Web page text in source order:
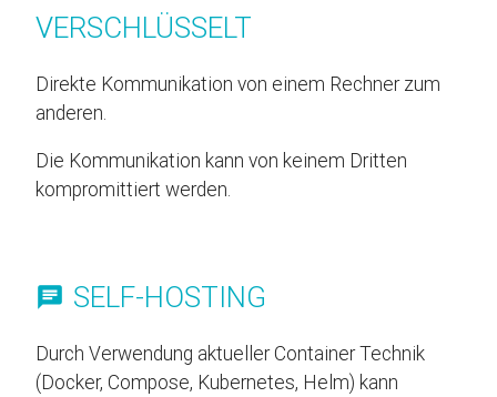
VERSCHLÜSSELT
Direkte Kommunikation von einem Rechner zum
anderen.
Die Kommunikation kann von keinem Dritten
kompromittiert werden.
SELF-HOSTING
Durch Verwendung aktueller Container Technik
(Docker, Compose, Kubernetes, Helm) kann